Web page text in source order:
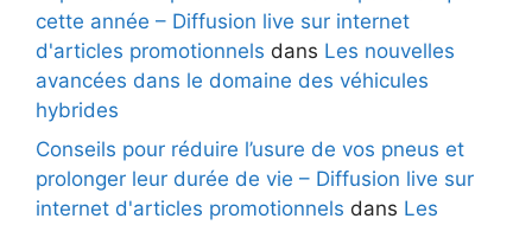
cette année – Diffusion live sur internet
d'articles promotionnels dans Les nouvelles
avancées dans le domaine des véhicules
hybrides
Conseils pour réduire l’usure de vos pneus et
prolonger leur durée de vie – Diffusion live sur
internet d'articles promotionnels dans Les